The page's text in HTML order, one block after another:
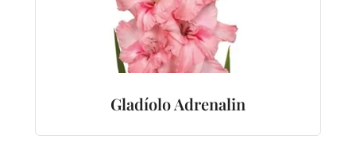
Gladíolo Adrenalin